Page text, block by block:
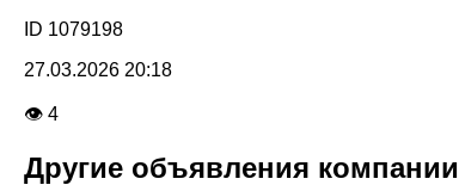
ID 1079198
27.03.2026 20:18
👁 4
Другие объявления компании